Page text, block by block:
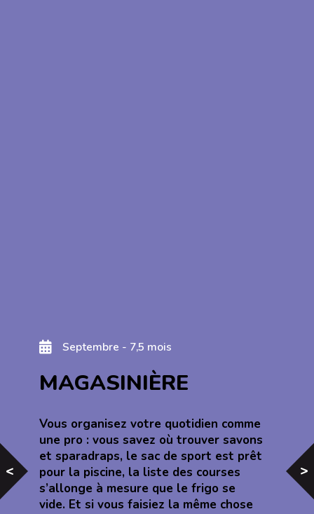
<
Septembre - 7,5 mois
MAGASINIÈRE
Vous organisez votre quotidien comme
une pro : vous savez où trouver savons
et sparadraps, le sac de sport est prêt
pour la piscine, la liste des courses
s’allonge à mesure que le frigo se
vide. Et si vous faisiez la même chose
<